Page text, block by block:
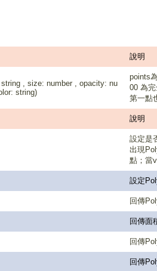
說明
, size: number , opacity: nu
string)
points
00 為
第一點
說明
設定是
出現
點；當
設定
回傳
回傳面
回傳
回傳